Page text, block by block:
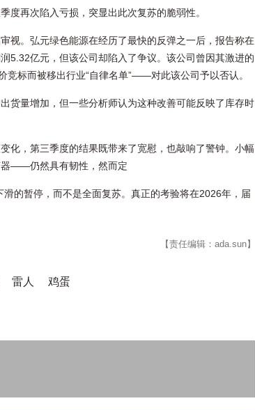
度再次陷入亏损，突显出此次复苏的脆弱性。
视。弘元绿色能源在经历了最快的反弹之一后，报告称在
5.32亿元，但该公司却陷入了争议。该公司曾因其激进的
竞标而被移出行业“自律名单”——对此该公司予以否认。
货量增加，但一些分析师认为这种改善可能反映了库存时
化，第三季度的结果既带来了宽慰，也敲响了警钟。小幅
——仍然具有韧性，然而定
的暂停，而不是全面复苏。真正的考验将在2026年，届
【责任编辑：ada.sun】
雷人 鸡蛋